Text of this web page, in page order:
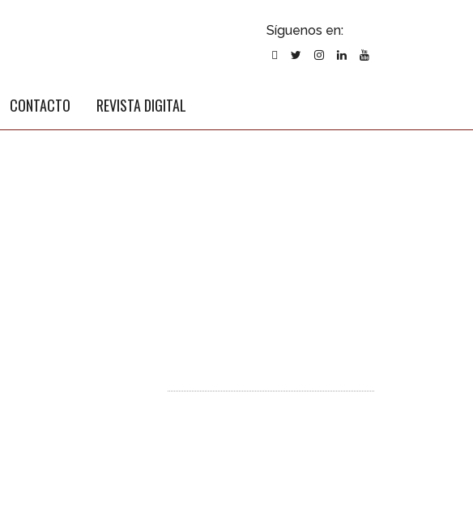
Síguenos en:
CONTACTO REVISTA DIGITAL